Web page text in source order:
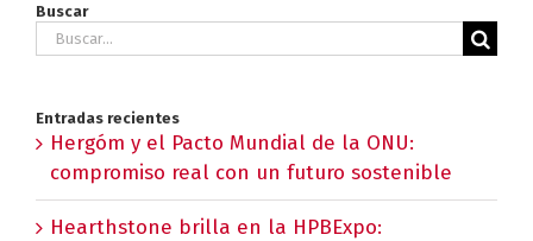
Buscar
Buscar:
Entradas recientes
Hergóm y el Pacto Mundial de la ONU:
compromiso real con un futuro sostenible
Hearthstone brilla en la HPBExpo: